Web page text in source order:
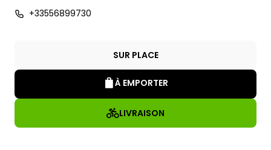
+33556899730
SUR PLACE
À EMPORTER
LIVRAISON